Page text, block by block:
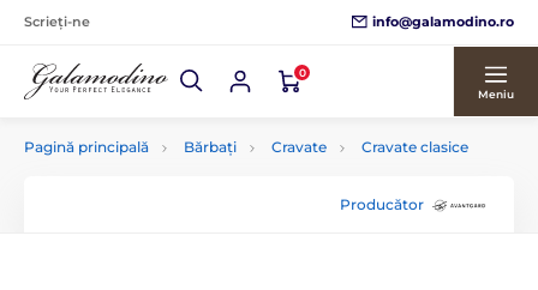
Scrieți-ne info@galamodino.ro
0
Meniu
Pagină principală Bărbați Cravate Cravate clasice
Producător